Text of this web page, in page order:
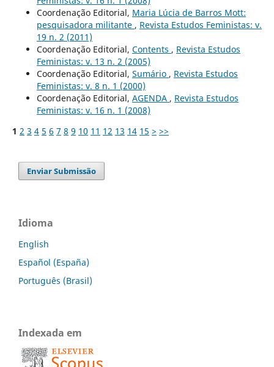
Coordenação Editorial, Maria Lúcia de Barros Mott:
pesquisadora militante , Revista Estudos Feministas: v.
19 n. 2 (2011)
Coordenação Editorial, Contents , Revista Estudos
Feministas: v. 13 n. 2 (2005)
Coordenação Editorial, Sumário , Revista Estudos
Feministas: v. 8 n. 1 (2000)
Coordenação Editorial, AGENDA , Revista Estudos
Feministas: v. 16 n. 1 (2008)
1 2 3 4 5 6 7 8 9 10 11 12 13 14 15 > >>
Enviar Submissão
Idioma
English
Español (España)
Português (Brasil)
Indexada em